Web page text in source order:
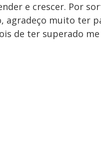
e crescer. Por
agradeço muito ter
de ter superado